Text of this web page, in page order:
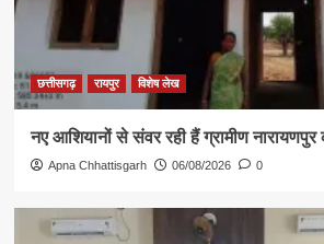
छत्तीसगढ़ रायपुर विशेष लेख
नए आशियानों से संवर रही हैं ग्रामीण नारायणपुर
Apna Chhattisgarh 06/08/2026 0